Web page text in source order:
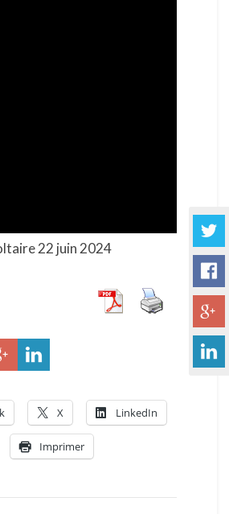
22 juin 2024
X LinkedIn
Imprimer